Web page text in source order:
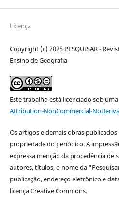
Licença
Copyright (c) 2025 PESQUISAR -
Ensino de Geografia
Este trabalho está licenciado sob
Attribution-NonCommercial-
Os artigos e demais obras publicados
propriedade do periódico. A
expressa menção da procedência de
autores, títulos, o nome da
publicação, endereço eletrônico e
licença Creative Commons.